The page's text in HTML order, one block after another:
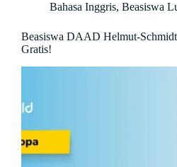
Bahasa Inggris, Beasiswa
Beasiswa DAAD Helmut-
Gratis!